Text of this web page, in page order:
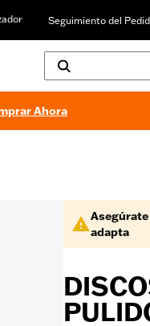
Seguimiento del
Ahora
Asegúrate
adapta